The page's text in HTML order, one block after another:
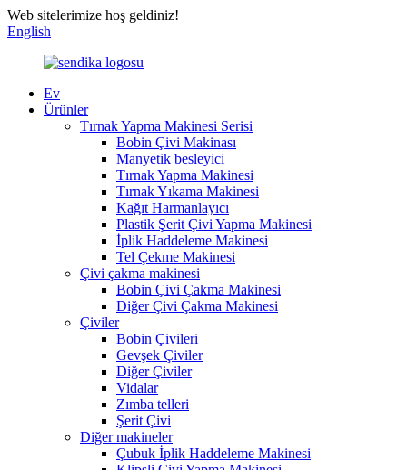
Web sitelerimize hoş geldiniz!
English
Ev
Ürünler
Tırnak Yapma Makinesi Serisi
Bobin Çivi Makinası
Manyetik besleyici
Tırnak Yapma Makinesi
Tırnak Yıkama Makinesi
Kağıt Harmanlayıcı
Plastik Şerit Çivi Yapma Makinesi
İplik Haddeleme Makinesi
Tel Çekme Makinesi
Çivi çakma makinesi
Bobin Çivi Çakma Makinesi
Diğer Çivi Çakma Makinesi
Çiviler
Bobin Çivileri
Gevşek Çiviler
Diğer Çiviler
Vidalar
Zımba telleri
Şerit Çivi
Diğer makineler
Çubuk İplik Haddeleme Makinesi